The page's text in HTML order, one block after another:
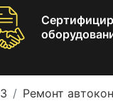
Ремонт